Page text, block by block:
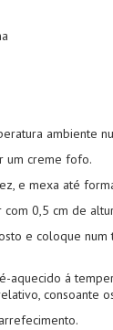
ambiente
um creme fofo.
e mexa até
com 0,5 cm de
e coloque
aquecido á
consoante